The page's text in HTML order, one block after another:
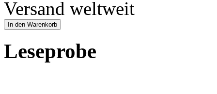
Versand weltweit
In den Warenkorb
Leseprobe